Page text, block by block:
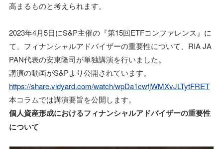
高まるものと考えられます。
2023年4月5日にS&P主催の『第15回ETFコンファレンス』に
て、フィナンシャルアドバイザーの重要性について、RIA JA
PAN代表の安東隆司が単独講演を行いました。
講演の動画がS&Pより公開されています。
https://share.vidyard.com/watch/wpDa1cwfjWMXvJLTytFRET
本コラムでは講演要旨を公開します。
個人資産形成におけるフィナンシャルアドバイザーの重要性
について